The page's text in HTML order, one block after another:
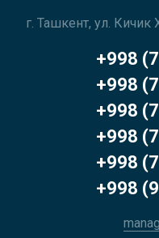
г. Ташкент, ул.
+998
+998
+998
+998
+998
+998